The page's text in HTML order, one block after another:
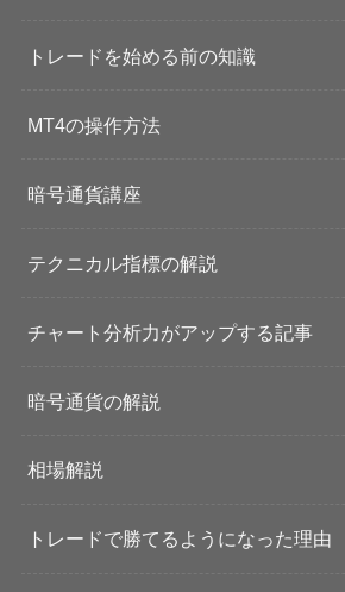
トレードを始める前の知識
MT4の操作方法
暗号通貨講座
テクニカル指標の解説
チャート分析力がアップする記事
暗号通貨の解説
相場解説
トレードで勝てるようになった理由